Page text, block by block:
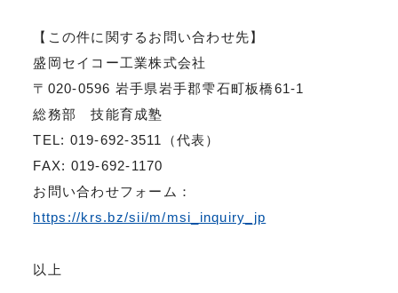
【この件に関するお問い合わせ先】
盛岡セイコー工業株式会社
〒020-0596 岩手県岩手郡雫石町板橋61-1
総務部 技能育成塾
TEL: 019-692-3511（代表）
FAX: 019-692-1170
お問い合わせフォーム：
https://krs.bz/sii/m/msi_inquiry_jp
以上